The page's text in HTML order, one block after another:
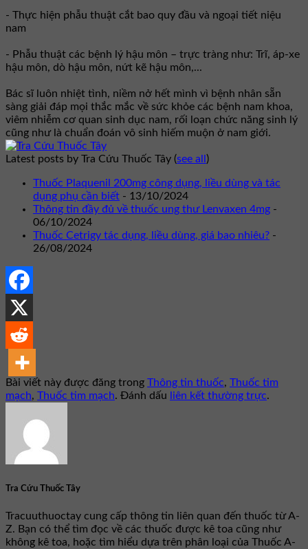
- Thực hiện phẫu thuật cắt bao quy đầu và ngoại tiết niệu
nam
- Phẫu thuật các bệnh lý hậu môn – trực tràng như: Trĩ, áp-xe
hậu môn, dò hậu môn, nứt kẽ hậu môn,...
Bác sĩ luôn nhiệt tình, niềm nở hết mình vì bệnh nhân sẵn
sàng giải đáp mọi thắc mắc về sức khỏe các bệnh nam khoa,
viêm nhiễm cơ quan sinh dục nam, rối loạn chức năng sinh lý
cũng như là chuẩn đoán vô sinh hiếm muộn ở nam giới.
Latest posts by Tra Cứu Thuốc Tây (see all )
Thuốc Plaquenil 200mg công dụng, liều dùng và tác
dụng phụ cần biết - 13/10/2024
Thông tin đầy đủ về thuốc ung thư Lenvaxen 4mg -
06/10/2024
Thuốc Cetrigy tác dụng, liều dùng, giá bao nhiêu? -
26/08/2024
Bài viết này được đăng trong Thông tin thuốc, Thuốc tim
mạch, Thuốc tim mạch. Đánh dấu liên kết thường trực.
Tra Cứu Thuốc Tây
Tracuuthuoctay cung cấp thông tin liên quan đến thuốc từ A-
Z. Bạn có thể tìm đọc về các thuốc được kê toa cũng như
không kê toa, hoặc tìm hiểu dựa trên phân loại của Thuốc A-